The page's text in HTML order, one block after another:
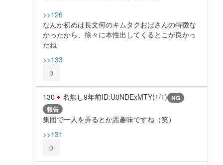
>>126
なんか初めは長文何のキムタクおばさんの特徴な
かったから、徐々に本性出してくるとこが良かっ
たね
>>133
0
130 名無し9年前ID:U0NDExMTY(1/1) NG
報告
集団で一人を弄るとか悪趣味ですね（笑）
>>131
0